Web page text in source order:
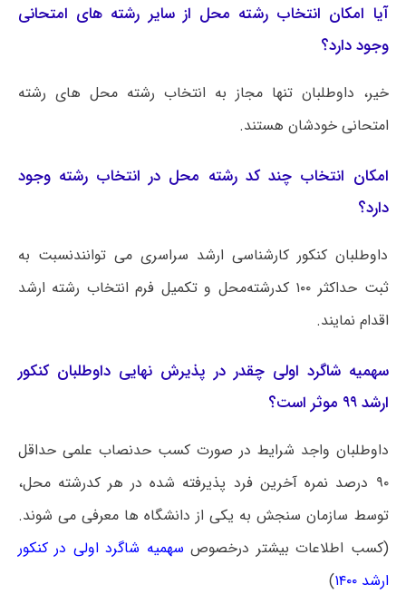
آیا امکان انتخاب رشته محل از سایر رشته های امتحانی
وجود دارد؟
خیر، داوطلبان تنها مجاز به انتخاب رشته محل های رشته
امتحانی خودشان هستند.
امکان انتخاب چند کد رشته محل در انتخاب رشته وجود
دارد؟
داوطلبان کنکور کارشناسی ارشد سراسری می توانندنسبت به
ثبت حداکثر ۱۰۰ کدرشته‌محل و تکمیل فرم انتخاب رشته ارشد
اقدام نمایند.
سهمیه شاگرد اولی چقدر در پذیرش نهایی داوطلبان کنکور
ارشد ۹۹ موثر است؟
داوطلبان واجد شرایط در صورت کسب حدنصاب علمی حداقل
۹۰ درصد نمره آخرین فرد پذیرفته شده در هر کدرشته محل،
توسط سازمان سنجش به یکی از دانشگاه ها معرفی می شوند.
(کسب اطلاعات بیشتر درخصوص سهمیه شاگرد اولی در کنکور
ارشد ۱۴۰۰
)